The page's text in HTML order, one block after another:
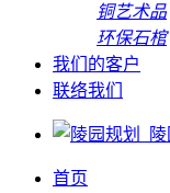
铜艺术品
环保石棺
我们的客户
联络我们
首页